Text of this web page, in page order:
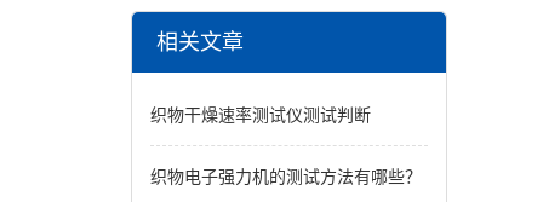
相关文章
织物干燥速率测试仪测试判断
织物电子强力机的测试方法有哪些？